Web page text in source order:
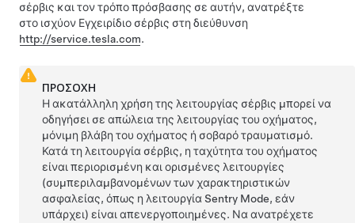
σέρβις και τον τρόπο πρόσβασης σε αυτήν, ανατρέξτε
στο ισχύον Εγχειρίδιο σέρβις στη διεύθυνση
http://service.tesla.com.
ΠΡΟΣΟΧΗ
Η ακατάλληλη χρήση της λειτουργίας σέρβις μπορεί να
οδηγήσει σε απώλεια της λειτουργίας του οχήματος,
μόνιμη βλάβη του οχήματος ή σοβαρό τραυματισμό.
Κατά τη λειτουργία σέρβις, η ταχύτητα του οχήματος
είναι περιορισμένη και ορισμένες λειτουργίες
(συμπεριλαμβανομένων των χαρακτηριστικών
ασφαλείας, όπως η λειτουργία Sentry Mode, εάν
υπάρχει) είναι απενεργοποιημένες. Να ανατρέχετε